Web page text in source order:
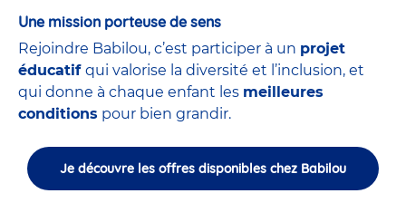
Une mission porteuse de sens
Rejoindre Babilou, c’est participer à un projet
éducatif qui valorise la diversité et l’inclusion, et
qui donne à chaque enfant les meilleures
conditions pour bien grandir.
Je découvre les offres disponibles chez Babilou